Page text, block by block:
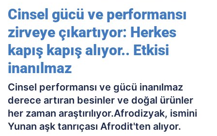
inanılmaz
Cinsel gücü ve performansı
zirveye çıkartıyor: Herkes
kapış kapış alıyor.. Etkisi
inanılmaz
Cinsel performansı ve gücü inanılmaz
derece artıran besinler ve doğal ürünler
her zaman araştırılıyor.Afrodizyak, ismini
Yunan aşk tanrıçası Afrodit'ten alıyor.